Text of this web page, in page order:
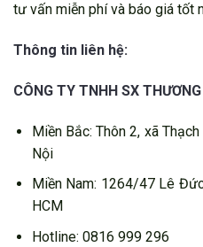
tư vấn miễn phí và báo giá tốt
Thông tin liên hệ:
CÔNG TY TNHH SX
Miền Bắc: Thôn 2, xã
Nội
Miền Nam: 1264/47 Lê
HCM
Hotline: 0816 999 296